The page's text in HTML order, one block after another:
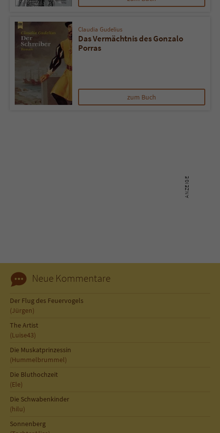
Claudia Gudelius
Das Vermächtnis des Gonzalo
Porras
zum Buch
Neue Kommentare
Der Flug des Feuervogels
(Jürgen)
The Artist
(Luise43)
Die Muskatprinzessin
(Hummelbrummel)
Die Bluthochzeit
(Ele)
Die Schwabenkinder
(hilu)
Sonnenberg
Name tx_pwcomments_ahash
Anbieter Literatur-Couch Medien GmbH & Co. KG
1 Jahr
Zweck Cookie für Kommentare einzelner Buchtitel